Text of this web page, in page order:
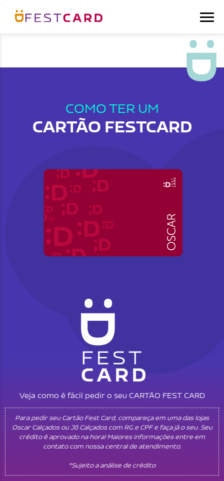
COMO TER UM
CARTÃO FESTCARD
Veja como é fácil pedir o seu CARTÃO FEST CARD
Para pedir seu Cartão Fest Card, compareça em uma das lojas
Oscar Calçados ou Jô Calçados com RG e CPF e faça já o seu. Seu
crédito é aprovado na hora! Maiores informações entre em
contato com nossa central de atendimento.
*Sujeito a análise de crédito